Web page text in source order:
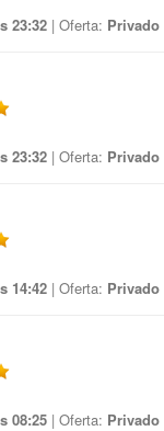
23:32 | Oferta: Privado
23:32 | Oferta: Privado
14:42 | Oferta: Privado
08:25 | Oferta: Privado